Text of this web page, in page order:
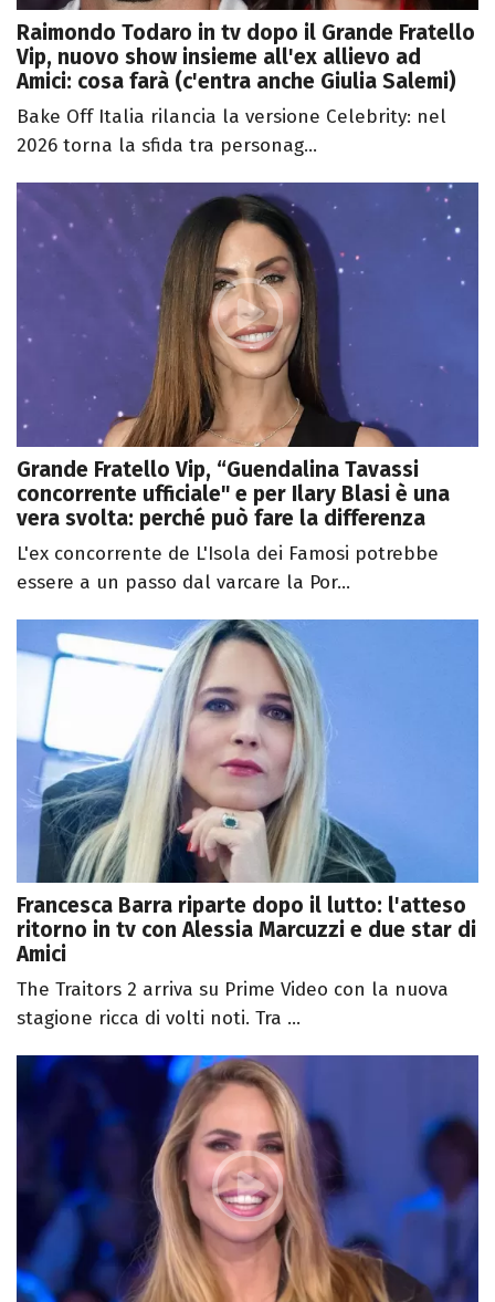
Raimondo Todaro in tv dopo il Grande Fratello
Vip, nuovo show insieme all'ex allievo ad
Amici: cosa farà (c'entra anche Giulia Salemi)
Bake Off Italia rilancia la versione Celebrity: nel
2026 torna la sfida tra personag...
Grande Fratello Vip, “Guendalina Tavassi
concorrente ufficiale" e per Ilary Blasi è una
vera svolta: perché può fare la differenza
L'ex concorrente de L'Isola dei Famosi potrebbe
essere a un passo dal varcare la Por...
Francesca Barra riparte dopo il lutto: l'atteso
ritorno in tv con Alessia Marcuzzi e due star di
Amici
The Traitors 2 arriva su Prime Video con la nuova
stagione ricca di volti noti. Tra ...